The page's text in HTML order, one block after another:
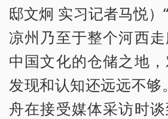
邸文炯 实习记者马悦）
凉州乃至于整个河西
中国文化的仓储之地
发现和认知还远远不够
舟在接受媒体采访时